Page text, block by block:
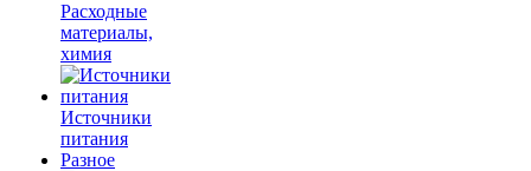
Расходные
материалы,
химия
Источники
питания
Разное